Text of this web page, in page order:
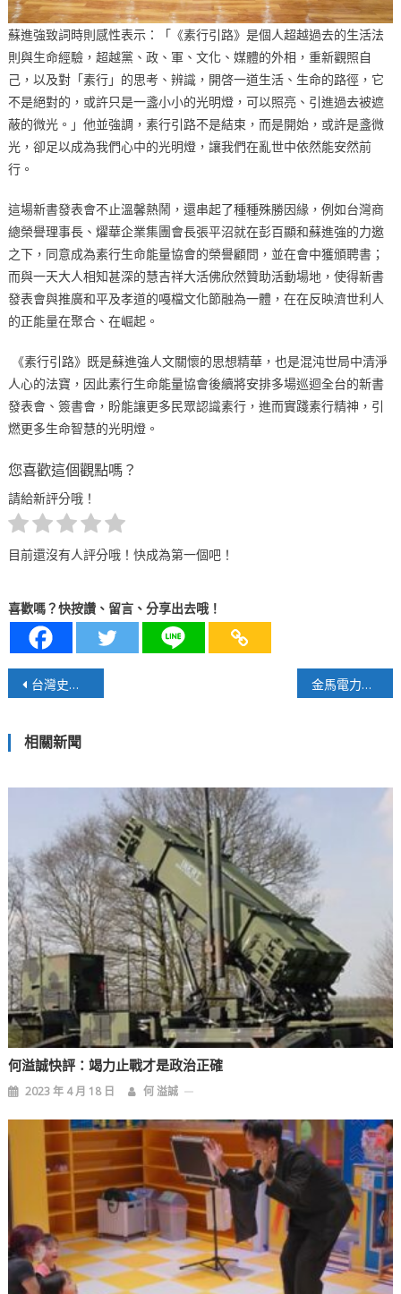
蘇進強致詞時則感性表示：「《素行引路》是個人超越過去的生活法
則與生命經驗，超越黨、政、軍、文化、媒體的外相，重新觀照自
己，以及對「素行」的思考、辨識，開啓一道生活、生命的路徑，它
不是絕對的，或許只是一盞小小的光明燈，可以照亮、引進過去被遮
蔽的微光。」他並強調，素行引路不是結束，而是開始，或許是盞微
光，卻足以成為我們心中的光明燈，讓我們在亂世中依然能安然前
行。
這場新書發表會不止溫馨熱鬧，還串起了種種殊勝因緣，例如台灣商
總榮譽理事長、燿華企業集團會長張平沼就在彭百顯和蘇進強的力邀
之下，同意成為素行生命能量協會的榮譽顧問，並在會中獲頒聘書；
而與一天大人相知甚深的慧吉祥大活佛欣然贊助活動場地，使得新書
發表會與推廣和平及孝道的嘠檔文化節融為一體，在在反映濟世利人
的正能量在聚合、在崛起。
《素行引路》既是蘇進強人文關懷的思想精華，也是混沌世局中清淨
人心的法寶，因此素行生命能量協會後續將安排多場巡迴全台的新書
發表會、簽書會，盼能讓更多民眾認識素行，進而實踐素行精神，引
燃更多生命智慧的光明燈。
您喜歡這個觀點嗎？
請給新評分哦！
目前還沒有人評分哦！快成為第一個吧！
喜歡嗎？快按讚、留言、分享出去哦！
文
導
覽
台灣史上最大規模隊伍挑戰戈壁馬拉松 金馬電力不應靠柴油，官員們還要裝睡多久？
相關新聞
何溢誠快評：竭力止戰才是政治正確
2023 年 4 月 18 日 何 溢誠